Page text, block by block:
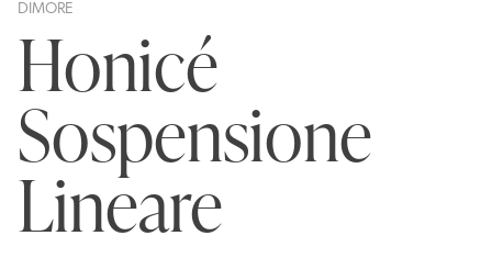
DIMORE
Honicé
Sospensione
Lineare